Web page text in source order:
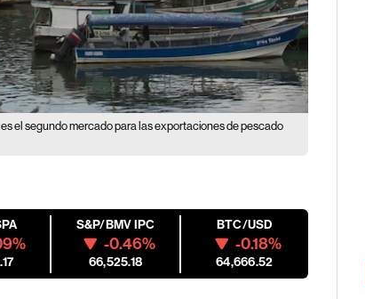
el segundo mercado para las exportaciones de pescado
S&P/BMV IPC
-0.46%
66,525.18
BTC/USD
-0.18%
64,666.52